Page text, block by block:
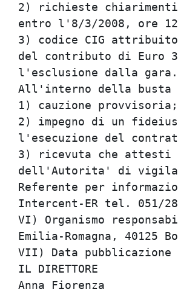
2) richieste
entro l'8/3/2008, ore
3) codice CIG attribuito
del contributo di Euro
l'esclusione dalla gara.
All'interno della busta
1) cauzione provvisoria;
2) impegno di un
l'esecuzione del
3) ricevuta che attesti
dell'Autorita' di
Referente per
Intercent-ER tel. 051/
VI) Organismo
Emilia-Romagna, 40125
VII) Data pubblicazione
IL DIRETTORE
Anna Fiorenza